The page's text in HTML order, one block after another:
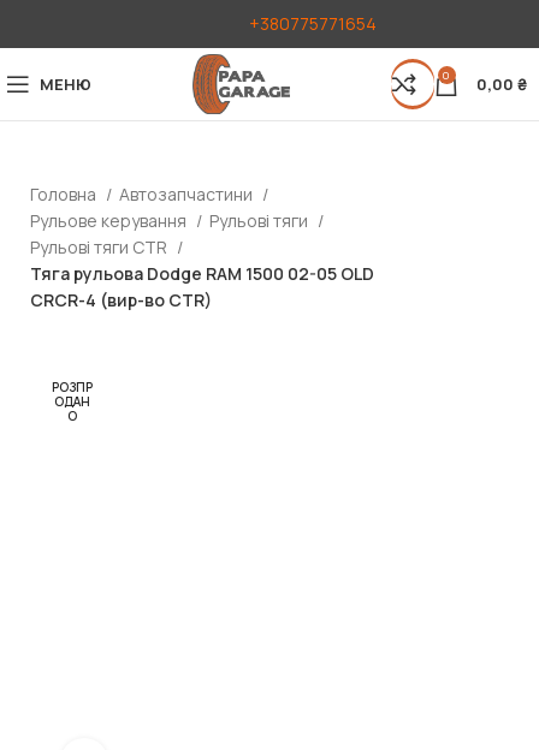
+380775771654
МЕНЮ 0 0,00 ₴
Головна
Автозапчастини
Рульове керування
Рульові тяги
Рульові тяги CTR
Тяга рульова Dodge RAM 1500 02-05 OLD
CRCR-4 (вир-во CTR)
РОЗПР
ОДАН
О